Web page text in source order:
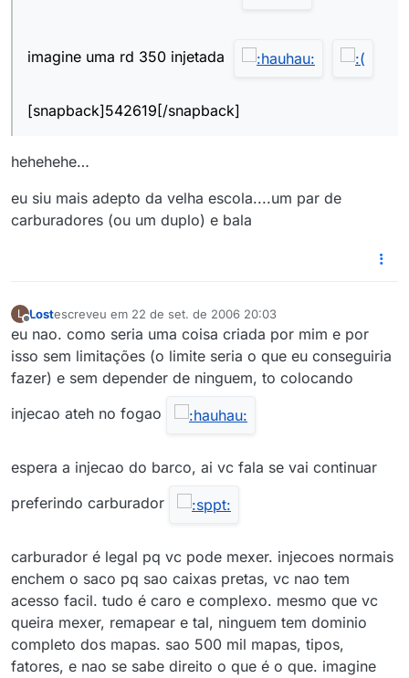
imagine uma rd 350 injetada
[snapback]542619[/snapback]
hehehehe…
eu siu mais adepto da velha escola....um par de
carburadores (ou um duplo) e bala
L Lostescreveu em 22 de set. de 2006 20:03
última edição por
eu nao. como seria uma coisa criada por mim e por
isso sem limitações (o limite seria o que eu conseguiria
fazer) e sem depender de ninguem, to colocando
injecao ateh no fogao
espera a injecao do barco, ai vc fala se vai continuar
preferindo carburador
carburador é legal pq vc pode mexer. injecoes normais
enchem o saco pq sao caixas pretas, vc nao tem
acesso facil. tudo é caro e complexo. mesmo que vc
queira mexer, remapear e tal, ninguem tem dominio
completo dos mapas. sao 500 mil mapas, tipos,
fatores, e nao se sabe direito o que é o que. imagine